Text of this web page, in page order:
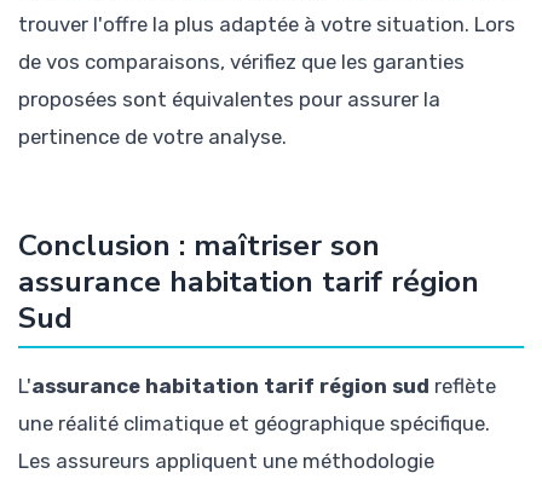
trouver l'offre la plus adaptée à votre situation. Lors
de vos comparaisons, vérifiez que les garanties
proposées sont équivalentes pour assurer la
pertinence de votre analyse.
Conclusion : maîtriser son
assurance habitation tarif région
Sud
L'assurance habitation tarif région sud reflète
une réalité climatique et géographique spécifique.
Les assureurs appliquent une méthodologie